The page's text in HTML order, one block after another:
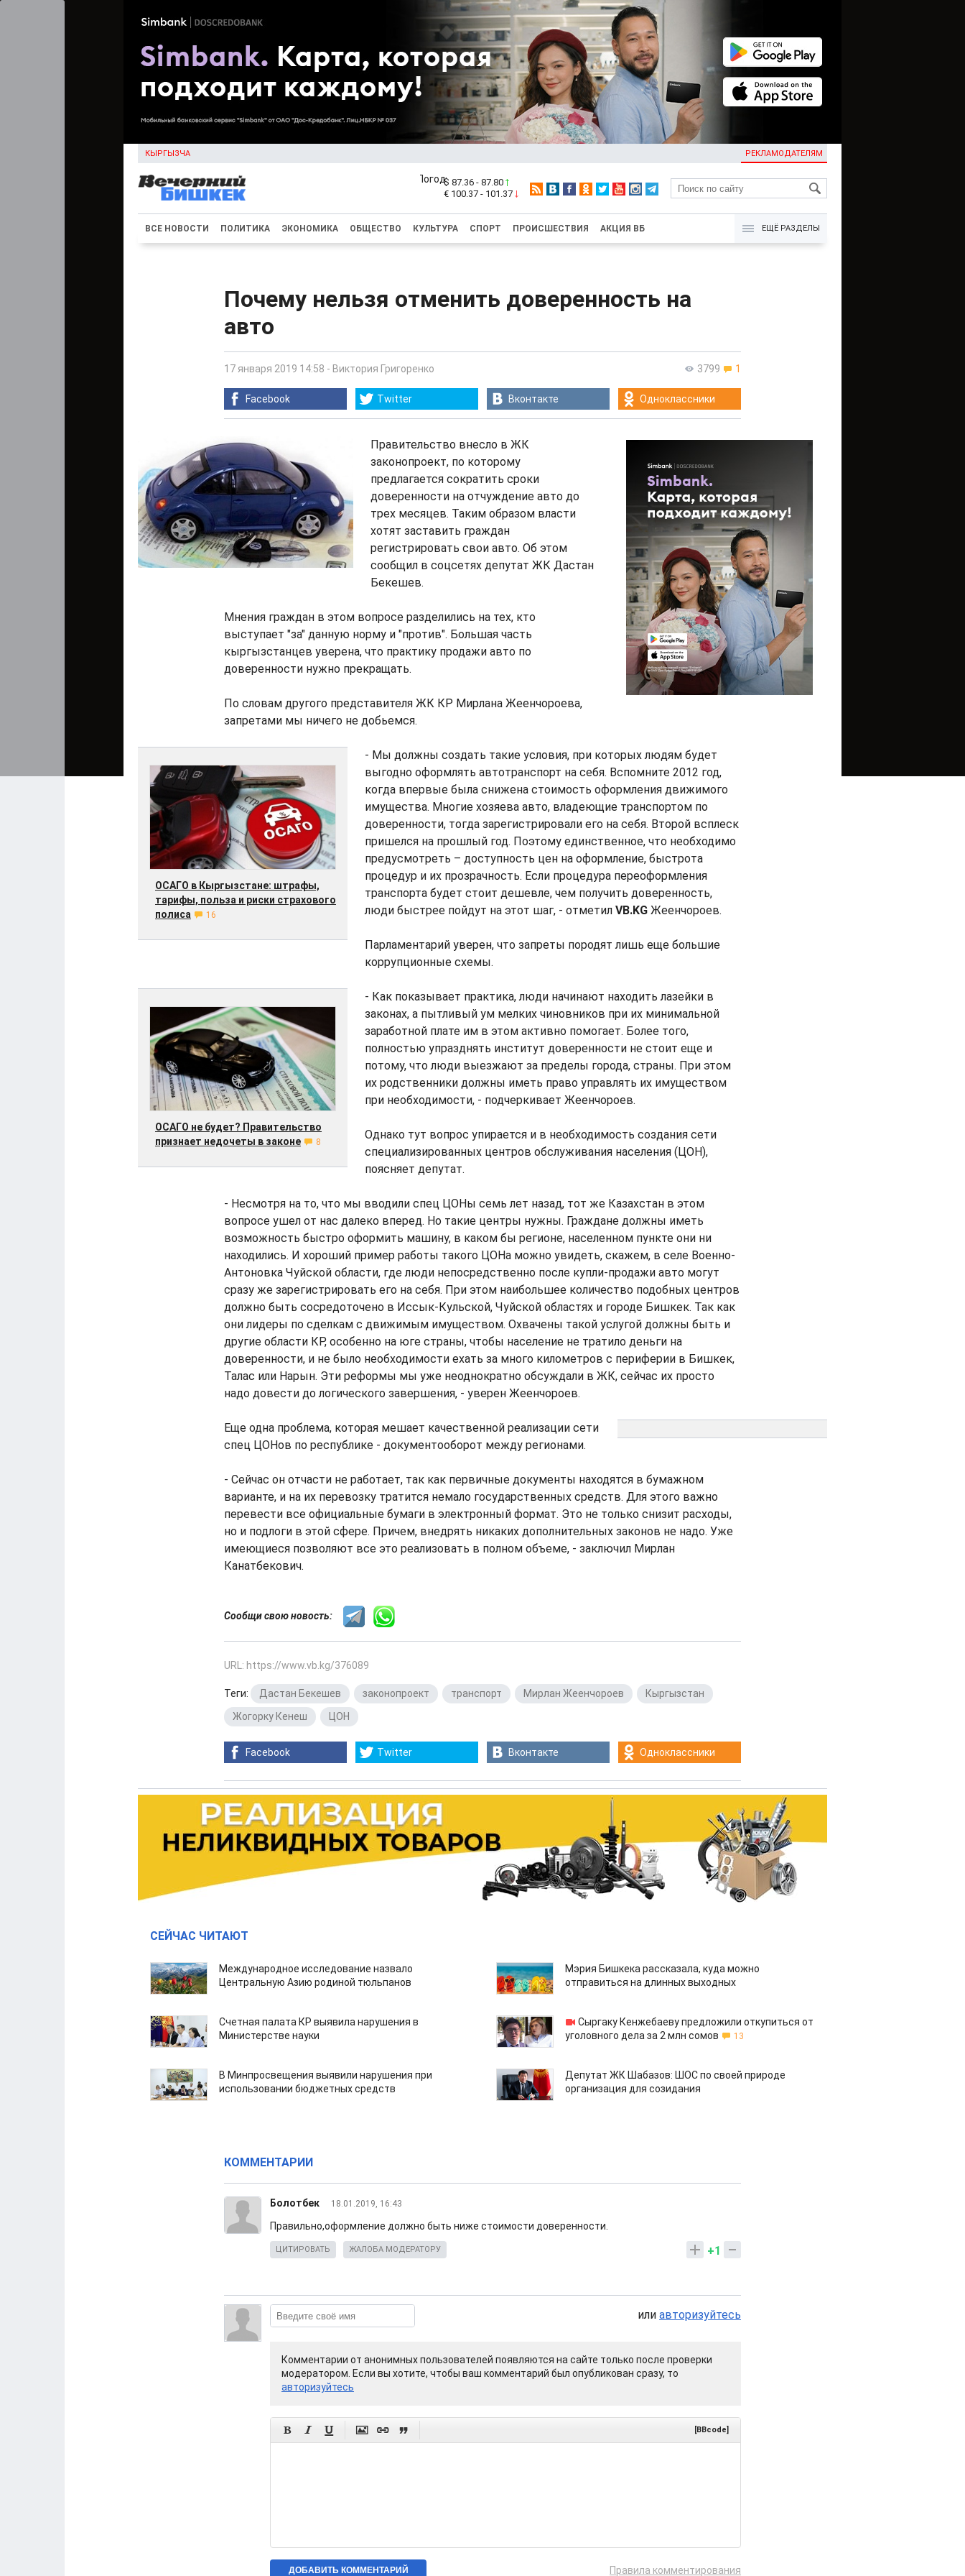
КЫРГЫЗЧА РЕКЛАМОДАТЕЛЯМ
KG
$ 87.36 - 87.80
€ 100.37 - 101.37
ВСЕ НОВОСТИ ПОЛИТИКА ЭКОНОМИКА ОБЩЕСТВО КУЛЬТУРА СПОРТ ПРОИСШЕСТВИЯ АКЦИЯ ВБ ЕЩЁ РАЗДЕЛЫ
Почему нельзя отменить доверенность на
авто
3799 1
17 января 2019 14:58 - Виктория Григоренко
Facebook Twitter Вконтакте Одноклассники
Правительство внесло в ЖК
законопроект, по которому
предлагается сократить сроки
доверенности на отчуждение авто до
трех месяцев. Таким образом власти
хотят заставить граждан
регистрировать свои авто. Об этом
сообщил в соцсетях депутат ЖК Дастан
Бекешев.
Мнения граждан в этом вопросе разделились на тех, кто
выступает "за" данную норму и "против". Большая часть
кыргызстанцев уверена, что практику продажи авто по
доверенности нужно прекращать.
По словам другого представителя ЖК КР Мирлана Жеенчороева,
запретами мы ничего не добьемся.
ОСАГО в Кыргызстане: штрафы,
тарифы, польза и риски страхового
полиса
16
- Мы должны создать такие условия, при которых людям будет
выгодно оформлять автотранспорт на себя. Вспомните 2012 год,
когда впервые была снижена стоимость оформления движимого
имущества. Многие хозяева авто, владеющие транспортом по
доверенности, тогда зарегистрировали его на себя. Второй всплеск
пришелся на прошлый год. Поэтому единственное, что необходимо
предусмотреть – доступность цен на оформление, быстрота
процедур и их прозрачность. Если процедура переоформления
транспорта будет стоит дешевле, чем получить доверенность,
люди быстрее пойдут на этот шаг, - отметил VB.KG Жеенчороев.
Парламентарий уверен, что запреты породят лишь еще большие
коррупционные схемы.
ОСАГО не будет? Правительство
признает недочеты в законе
8
- Как показывает практика, люди начинают находить лазейки в
законах, а пытливый ум мелких чиновников при их минимальной
заработной плате им в этом активно помогает. Более того,
полностью упразднять институт доверенности не стоит еще и
потому, что люди выезжают за пределы города, страны. При этом
их родственники должны иметь право управлять их имуществом
при необходимости, - подчеркивает Жеенчороев.
Однако тут вопрос упирается и в необходимость создания сети
специализированных центров обслуживания населения (ЦОН),
поясняет депутат.
- Несмотря на то, что мы вводили спец ЦОНы семь лет назад, тот же Казахстан в этом
вопросе ушел от нас далеко вперед. Но такие центры нужны. Граждане должны иметь
возможность быстро оформить машину, в каком бы регионе, населенном пункте они ни
находились. И хороший пример работы такого ЦОНа можно увидеть, скажем, в селе Военно-
Антоновка Чуйской области, где люди непосредственно после купли-продажи авто могут
сразу же зарегистрировать его на себя. При этом наибольшее количество подобных центров
должно быть сосредоточено в Иссык-Кульской, Чуйской областях и городе Бишкек. Так как
они лидеры по сделкам с движимым имуществом. Охвачены такой услугой должны быть и
другие области КР, особенно на юге страны, чтобы население не тратило деньги на
доверенности, и не было необходимости ехать за много километров с периферии в Бишкек,
Талас или Нарын. Эти реформы мы уже неоднократно обсуждали в ЖК, сейчас их просто
надо довести до логического завершения, - уверен Жеенчороев.
Еще одна проблема, которая мешает качественной реализации сети
спец ЦОНов по республике - документооборот между регионами.
- Сейчас он отчасти не работает, так как первичные документы находятся в бумажном
варианте, и на их перевозку тратится немало государственных средств. Для этого важно
перевести все официальные бумаги в электронный формат. Это не только снизит расходы,
но и подлоги в этой сфере. Причем, внедрять никаких дополнительных законов не надо. Уже
имеющиеся позволяют все это реализовать в полном объеме, - заключил Мирлан
Канатбекович.
Сообщи свою новость:
URL: https://www.vb.kg/376089
Теги: Дастан Бекешев законопроект транспорт Мирлан Жеенчороев Кыргызстан
Жогорку Кенеш
ЦОН
Facebook Twitter Вконтакте Одноклассники
СЕЙЧАС ЧИТАЮТ
Международное исследование назвало
Центральную Азию родиной тюльпанов
Мэрия Бишкека рассказала, куда можно
отправиться на длинных выходных
Счетная палата КР выявила нарушения в
Министерстве науки
Сыргаку Кенжебаеву предложили откупиться от
уголовного дела за 2 млн сомов
13
В Минпросвещения выявили нарушения при
использовании бюджетных средств
Депутат ЖК Шабазов: ШОС по своей природе
организация для созидания
КОММЕНТАРИИ
Болотбек 18.01.2019, 16:43
Правильно,оформление должно быть ниже стоимости доверенности.
+1
ЦИТИРОВАТЬ ЖАЛОБА МОДЕРАТОРУ
или авторизуйтесь
Комментарии от анонимных пользователей появляются на сайте только после проверки
модератором. Если вы хотите, чтобы ваш комментарий был опубликован сразу, то
авторизуйтесь
      [BBcode]
Правила комментирования